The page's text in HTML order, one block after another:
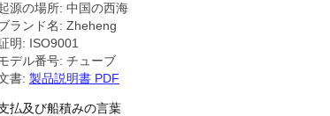
源の場所: 中国の西海
ランド名: Zheheng
明: ISO9001
デル番号: チューブ
書: 製品説明書 PDF
払及び船積みの言葉